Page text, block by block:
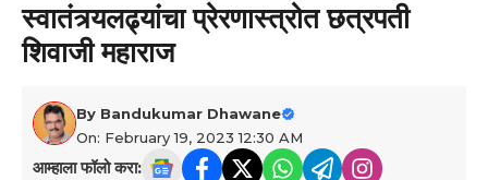
स्वातंत्र्यलढ्यांचा प्रेरणास्त्रोत छत्रपती
शिवाजी महाराज
By Bandukumar Dhawane
On: February 19, 2023 12:30 AM
आम्हाला फॉलो करा: